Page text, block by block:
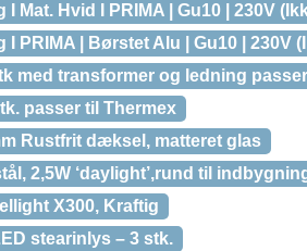
I Mat. Hvid I PRIMA | Gu10 | 230V
I PRIMA | Børstet Alu | Gu10 | 230V
med transformer og ledning
passer til Thermex
Rustfrit dæksel, matteret glas
2,5W ‘daylight’,rund til
X300, Kraftig
stearinlys – 3 stk.